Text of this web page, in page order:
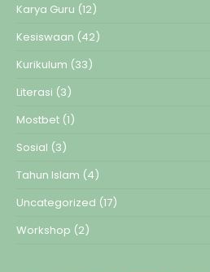
Karya Guru (12)
Kesiswaan (42)
Kurikulum (33)
Literasi (3)
Mostbet (1)
Sosial (3)
Tahun Islam (4)
Uncategorized (17)
Workshop (2)